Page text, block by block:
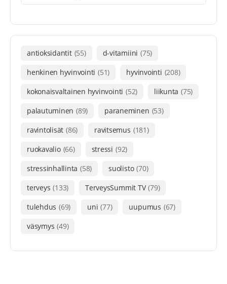
antioksidantit (55) d-vitamiini (75)
henkinen hyvinvointi (51) hyvinvointi (208)
kokonaisvaltainen hyvinvointi (52) liikunta (75)
palautuminen (89) paraneminen (53)
ravintolisät (86) ravitsemus (181)
ruokavalio (66) stressi (92)
stressinhallinta (58) suolisto (70)
terveys (133) TerveysSummit TV (79)
tulehdus (69) uni (77) uupumus (67)
väsymys (49)